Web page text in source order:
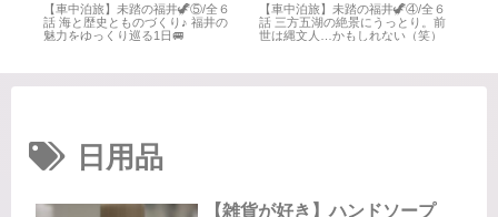
【車中泊旅】未踏の福井🦖⑤/全６
話 海と歴史とものづくり♪ 福井の
魅力をゆっくり巡る1日🚐
【車中泊旅】未踏の福井🦖④/全６
話 三方五湖の絶景にうっとり。前
世は縄文人…かもしれない（笑）
日用品
【雑貨が好き】ハンドソープ